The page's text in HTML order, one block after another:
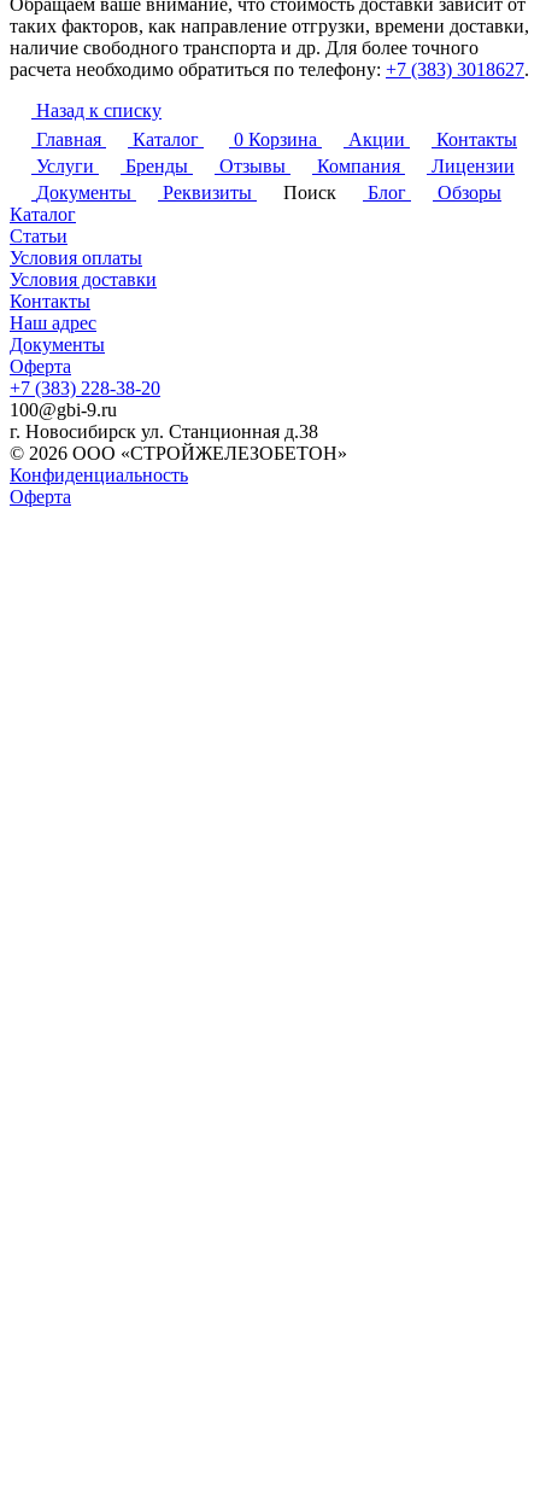
Обращаем ваше внимание, что стоимость доставки зависит от
таких факторов, как направление отгрузки, времени доставки,
наличие свободного транспорта и др. Для более точного
расчета необходимо обратиться по телефону: +7 (383) 3018627.
Назад к списку
Главная
Каталог 0 Корзина Акции
Контакты
Услуги
Бренды Отзывы Компания
Лицензии
Документы
Реквизиты Поиск Блог
Обзоры
Каталог
Статьи
Условия оплаты
Условия доставки
Контакты
Наш адрес
Документы
Оферта
+7 (383) 228-38-20
100@gbi-9.ru
г. Новосибирск ул. Станционная д.38
© 2026 ООО «СТРОЙЖЕЛЕЗОБЕТОН»
Конфиденциальность
Оферта